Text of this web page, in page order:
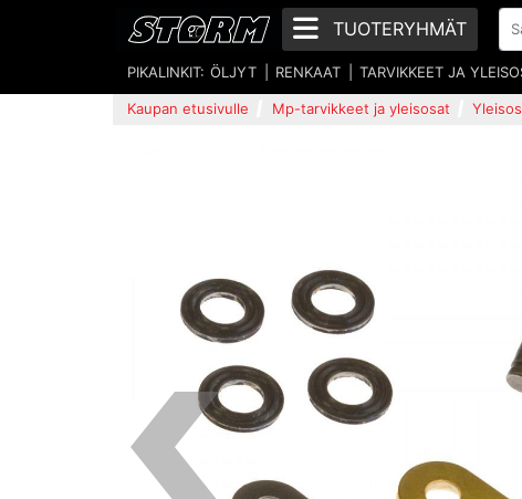
TUOTERYHMÄT
PIKALINKIT: ÖLJYT RENKAAT TARVIKKEET JA
Kaupan etusivulle Mp-tarvikkeet ja yleisosat